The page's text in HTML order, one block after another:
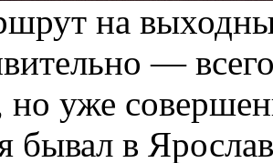
на
—
уже
я бывал в